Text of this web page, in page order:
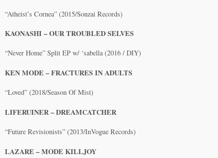
“Atheist’s Cornea” (2015/Sonzai Records)
KAONASHI – OUR TROUBLED SELVES
“Never Home” Split EP w/ ‘sabella (2016 / DIY)
KEN MODE – FRACTURES IN ADULTS
“Loved” (2018/Season Of Mist)
LIFERUINER – DREAMCATCHER
“Future Revisionists” (2013/InVogue Records)
LAZARE – MODE KILLJOY